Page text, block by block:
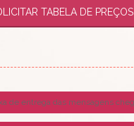
de entrega das mensagens